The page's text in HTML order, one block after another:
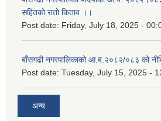
सहितको रातो किताव ।।
Post date: Friday, July 18, 2025 -
बाँसगढी नगरपालिकाको आ.ब.२०८२/०८३ को
Post date: Tuesday, July 15, 2025 -
अन्य